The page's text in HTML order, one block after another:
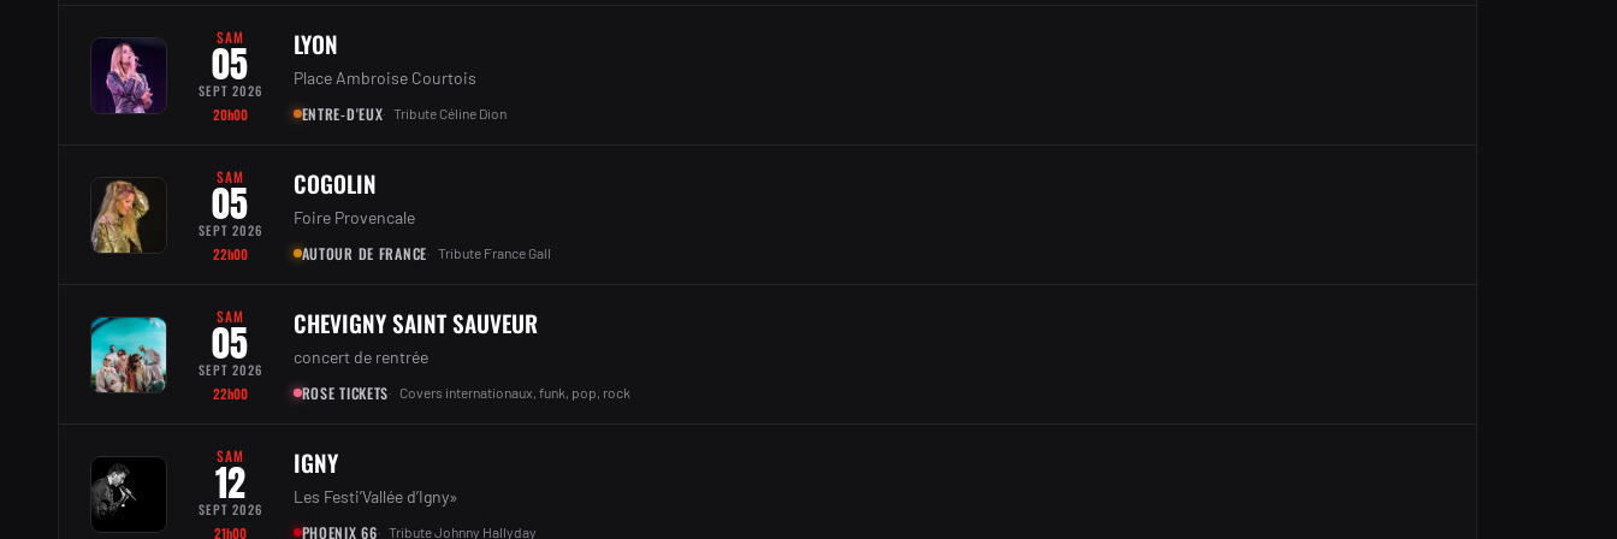
SAM
05
SEPT 2026
20h00
LYON
Place Ambroise Courtois
ENTRE-D'EUX
Tribute Céline Dion
SAM
05
SEPT 2026
22h00
COGOLIN
Foire Provencale
AUTOUR DE FRANCE
Tribute France Gall
SAM
05
SEPT 2026
22h00
CHEVIGNY SAINT SAUVEUR
concert de rentrée
ROSE TICKETS
Covers internationaux, funk, pop, rock
SAM
12
SEPT 2026
21h00
IGNY
Les Festi’Vallée d’Igny»
PHOENIX 66
Tribute Johnny Hallyday